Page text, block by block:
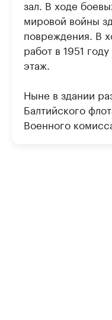
зал. В ходе
мировой войны
повреждения. В
работ в 1951
этаж.
Ныне в здании
Балтийского
Военного